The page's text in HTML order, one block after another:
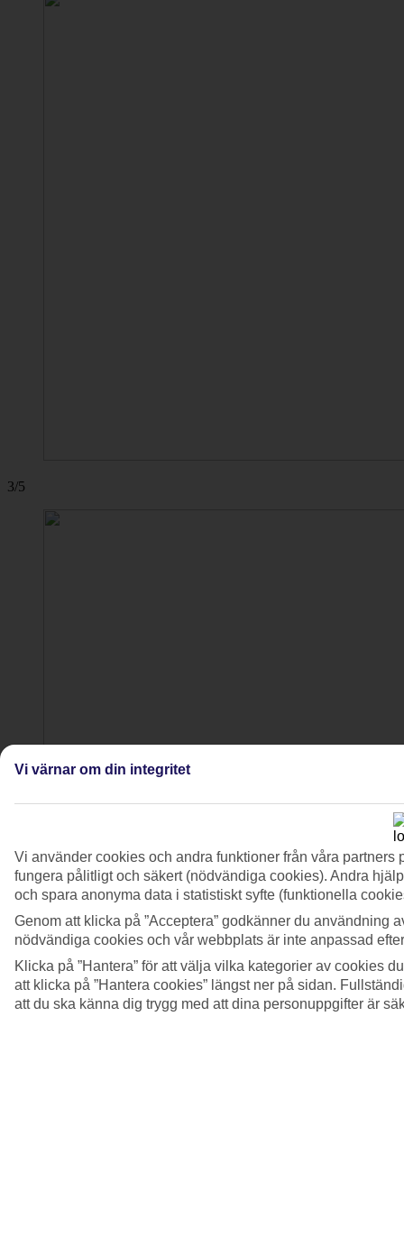
3/5
4/5
Vi värnar om din integritet
Vi använder cookies och andra funktioner från våra
fungera pålitligt och säkert (nödvändiga cookies). Andra
och spara anonyma data i statistiskt syfte (funktionella
Genom att klicka på ”Acceptera” godkänner du användning
nödvändiga cookies och vår webbplats är inte anpassad
Klicka på ”Hantera” för att välja vilka kategorier av cookies
att klicka på ”Hantera cookies” längst ner på sidan.
att du ska känna dig trygg med att dina personuppgifter är